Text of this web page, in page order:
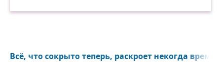
Всё, что сокрыто теперь, раскроет некогда